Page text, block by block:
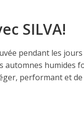
SILVA!
pendant les
humides
performant et